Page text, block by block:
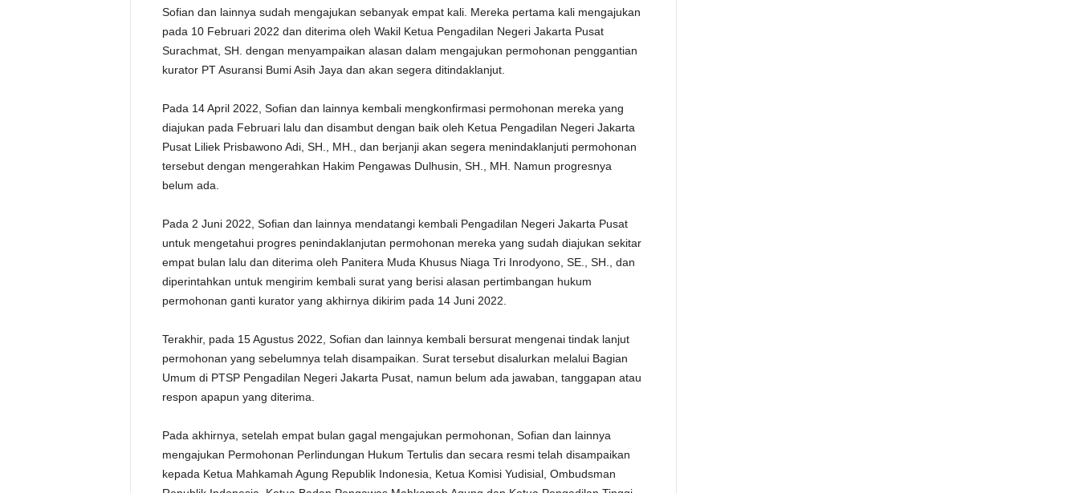
Sofian dan lainnya sudah mengajukan sebanyak empat kali. Mereka pertama kali mengajukan
pada 10 Februari 2022 dan diterima oleh Wakil Ketua Pengadilan Negeri Jakarta Pusat
Surachmat, SH. dengan menyampaikan alasan dalam mengajukan permohonan penggantian
kurator PT Asuransi Bumi Asih Jaya dan akan segera ditindaklanjut.
Pada 14 April 2022, Sofian dan lainnya kembali mengkonfirmasi permohonan mereka yang
diajukan pada Februari lalu dan disambut dengan baik oleh Ketua Pengadilan Negeri Jakarta
Pusat Liliek Prisbawono Adi, SH., MH., dan berjanji akan segera menindaklanjuti permohonan
tersebut dengan mengerahkan Hakim Pengawas Dulhusin, SH., MH. Namun progresnya
belum ada.
Pada 2 Juni 2022, Sofian dan lainnya mendatangi kembali Pengadilan Negeri Jakarta Pusat
untuk mengetahui progres penindaklanjutan permohonan mereka yang sudah diajukan sekitar
empat bulan lalu dan diterima oleh Panitera Muda Khusus Niaga Tri Inrodyono, SE., SH., dan
diperintahkan untuk mengirim kembali surat yang berisi alasan pertimbangan hukum
permohonan ganti kurator yang akhirnya dikirim pada 14 Juni 2022.
Terakhir, pada 15 Agustus 2022, Sofian dan lainnya kembali bersurat mengenai tindak lanjut
permohonan yang sebelumnya telah disampaikan. Surat tersebut disalurkan melalui Bagian
Umum di PTSP Pengadilan Negeri Jakarta Pusat, namun belum ada jawaban, tanggapan atau
respon apapun yang diterima.
Pada akhirnya, setelah empat bulan gagal mengajukan permohonan, Sofian dan lainnya
mengajukan Permohonan Perlindungan Hukum Tertulis dan secara resmi telah disampaikan
kepada Ketua Mahkamah Agung Republik Indonesia, Ketua Komisi Yudisial, Ombudsman